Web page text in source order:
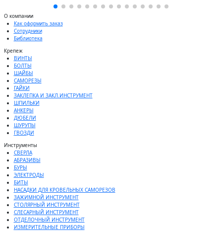
О компании
Как оформить заказ
Сотрудники
Библиотека
Крепеж
ВИНТЫ
БОЛТЫ
ШАЙБЫ
САМОРЕЗЫ
ГАЙКИ
ЗАКЛЕПКА И ЗАКЛ.ИНСТРУМЕНТ
ШПИЛЬКИ
АНКЕРЫ
ДЮБЕЛИ
ШУРУПЫ
ГВОЗДИ
Инструменты
СВЕРЛА
АБРАЗИВЫ
БУРЫ
ЭЛЕКТРОДЫ
БИТЫ
НАСАДКИ ДЛЯ КРОВЕЛЬНЫХ САМОРЕЗОВ
ЗАЖИМНОЙ ИНСТРУМЕНТ
СТОЛЯРНЫЙ ИНСТРУМЕНТ
СЛЕСАРНЫЙ ИНСТРУМЕНТ
ОТДЕЛОЧНЫЙ ИНСТРУМЕНТ
ИЗМЕРИТЕЛЬНЫЕ ПРИБОРЫ